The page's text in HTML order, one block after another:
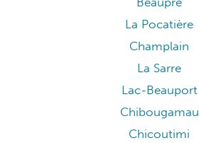
La Pocatière
Champlain
La Sarre
Lac-Beauport
Chibougamau
Chicoutimi